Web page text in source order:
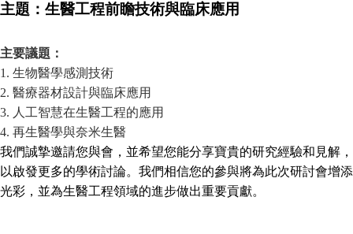
主題：生醫工程前瞻技術與臨床應用
主要議題：
1. 生物醫學感測技術
2. 醫療器材設計與臨床應用
3. 人工智慧在生醫工程的應用
4. 再生醫學與奈米生醫
我們誠摯邀請您與會，並希望您能分享寶貴的研究經驗和見解，
以啟發更多的學術討論。我們相信您的參與將為此次研討會增添
光彩，並為生醫工程領域的進步做出重要貢獻。